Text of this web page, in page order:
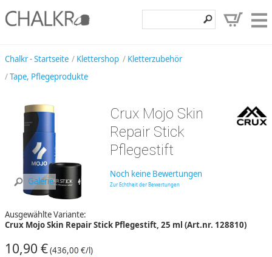
Entdecken
Angebote
Kundenbereich
Chalkr - Startseite Klettershop
Kletterzubehör
Tape, Pflegeprodukte
Galerie
Crux Mojo Skin
Repair Stick
Pflegestift
Noch keine Bewertungen
Zur Echtheit der Bewertungen
Ausgewählte Variante:
Crux Mojo Skin Repair Stick Pflegestift, 25 ml (Art.nr. 128810)
10,90 €(436,00 €/l)